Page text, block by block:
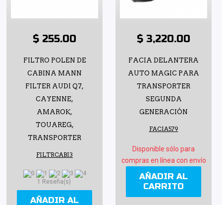
$ 255.00
FILTRO POLEN DE
CABINA MANN
FILTER AUDI Q7,
CAYENNE,
AMAROK,
TOUAREG,
TRANSPORTER
FILTRCABI3
1 Reseña(s)
AÑADIR AL
$ 3,220.00
FACIA DELANTERA
AUTO MAGIC PARA
TRANSPORTER
SEGUNDA
GENERACIÓN
FACIA579
Disponible sólo para
compras en línea con envío
AÑADIR AL
CARRITO